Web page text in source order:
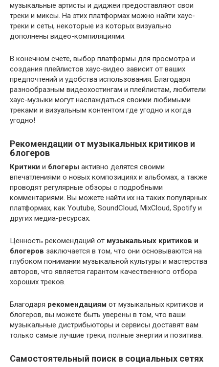
музыкальные артисты и диджеи предоставляют свои
треки и миксы. На этих платформах можно найти хаус-
треки и сеты, некоторые из которых визуально
дополнены видео-компиляциями.
В конечном счете, выбор платформы для просмотра и
создания плейлистов хаус-видео зависит от ваших
предпочтений и удобства использования. Благодаря
разнообразным видеохостингам и плейлистам, любители
хаус-музыки могут наслаждаться своими любимыми
треками и визуальным контентом где угодно и когда
угодно!
Рекомендации от музыкальных критиков и
блогеров
Критики и блогеры активно делятся своими
впечатлениями о новых композициях и альбомах, а также
проводят регулярные обзоры с подробными
комментариями. Вы можете найти их на таких популярных
платформах, как Youtube, SoundCloud, MixCloud, Spotify и
других медиа-ресурсах.
Ценность рекомендаций от музыкальных критиков и
блогеров заключается в том, что они основываются на
глубоком понимании музыкальной культуры и мастерства
авторов, что является гарантом качественного отбора
хороших треков.
Благодаря рекомендациям от музыкальных критиков и
блогеров, вы можете быть уверены в том, что ваши
музыкальные дистрибьюторы и сервисы доставят вам
только самые лучшие треки, полные энергии и позитива.
Самостоятельный поиск в социальных сетях